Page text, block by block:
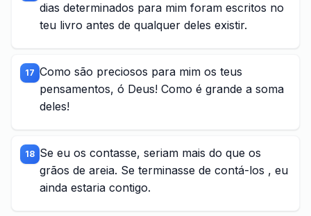
dias determinados para mim foram escritos no
teu livro antes de qualquer deles existir.
17 Como são preciosos para mim os teus
pensamentos, ó Deus! Como é grande a soma
deles!
18 Se eu os contasse, seriam mais do que os
grãos de areia. Se terminasse de contá-los , eu
ainda estaria contigo.